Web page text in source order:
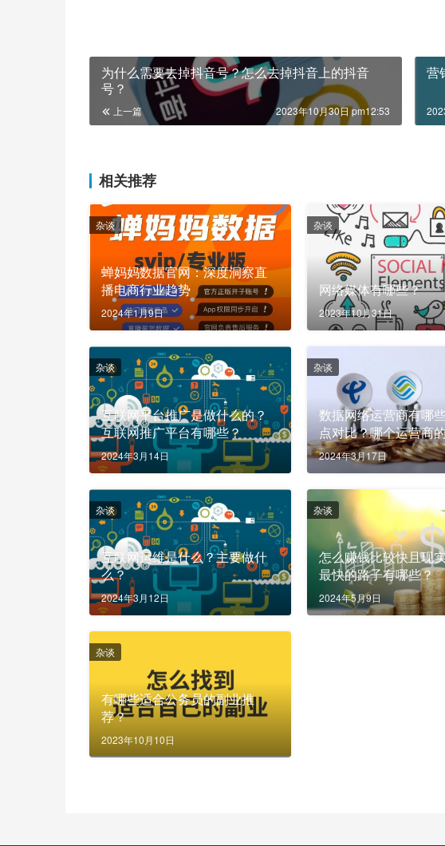
为什么需要去掉抖音号？怎么去掉抖音上的抖音
号？
上一篇 2023年10月30日 pm12:53
营
相关推荐
蝉妈妈数据官网：深度洞察直
播电商行业趋势
2024年1月9日
杂谈
网络媒体有哪些？
2023年10月31日
杂谈
互联网平台推广是做什么的？
互联网推广平台有哪些？
2024年3月14日
杂谈
数据网络运营商有哪
点对比？哪个运营商
2024年3月17日
杂谈
互联网运维是什么？主要做什
么？
2024年3月12日
杂谈
怎么赚钱比较快且现
最快的路子有哪些？
2024年5月9日
杂谈
有哪些适合公务员的副业推
荐？
2023年10月10日
杂谈